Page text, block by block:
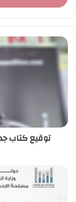
ر
د
ك
ك
ت
ر
توقيع كتاب